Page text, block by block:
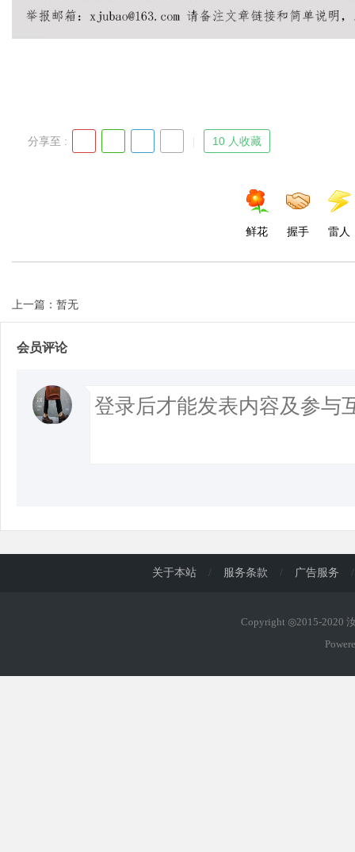
分享至 : 10 人收藏
鲜花 握手 雷人
上一篇：暂无
会员评论
关于本站 / 服务条款 / 广告服务 /
Copyright ◎2015-2020